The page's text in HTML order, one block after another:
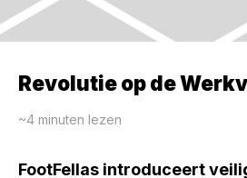
Revolutie op de
~4 minuten lezen
FootFellas introduceert